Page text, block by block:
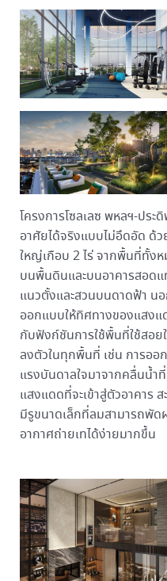
โครงการโซลเลซ พหลฯ-ปร
อาศัยได้จริงแบบไม่อึดอัด ด้ว
ใหญ่เกือบ 2 ไร่ จากพื้นที่ทั้ง
บนพื้นดินและบนอาคารสอด
แนวตั้งและสวนบนดาดฟ้า น
ออกแบบให้ทิศทางของแสง
กับฟังก์ชันการใช้พื้นที่ใช้สอ
ลงตัวในทุกพื้นที่ เช่น การออ
แรงบันดาลใจมาจากคลื่นน้
แสงแดดที่จะเข้าสู่ตัวอาคาร
มีรูขนาดเล็กที่ลมสามารถพัด
อากาศถ่ายเทได้ง่ายมากขึ้น